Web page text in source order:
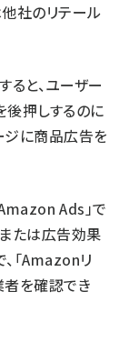
社のリテール
ると、ユーザー
押しするのに
ジに商品広告を
Ads」で
たは広告効果
「Amazonリ
者を確認でき